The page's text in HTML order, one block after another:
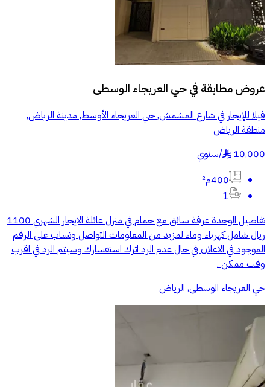
عروض مطابقة فيحي العريجاء الوسطى
فيلا للإيجار في شارع المشمش, حي العريجاء الأوسط, مدينة الرياض,
منطقة الرياض
10,000
§
/سنوي
400م²
1
تفاصيل الوحدة غرفة سائق مع حمام في منزل عائلة الايجار الشهري 1100
ريال شامل كهرباء وماء لمزيد من المعلومات التواصل وتساب على الرقم
الموجود في الاعلان في حال عدم الرد اترك استفسارك وسيتم الرد في اقرب
وقت ممكن .
حي العريجاء الوسطى, الرياض